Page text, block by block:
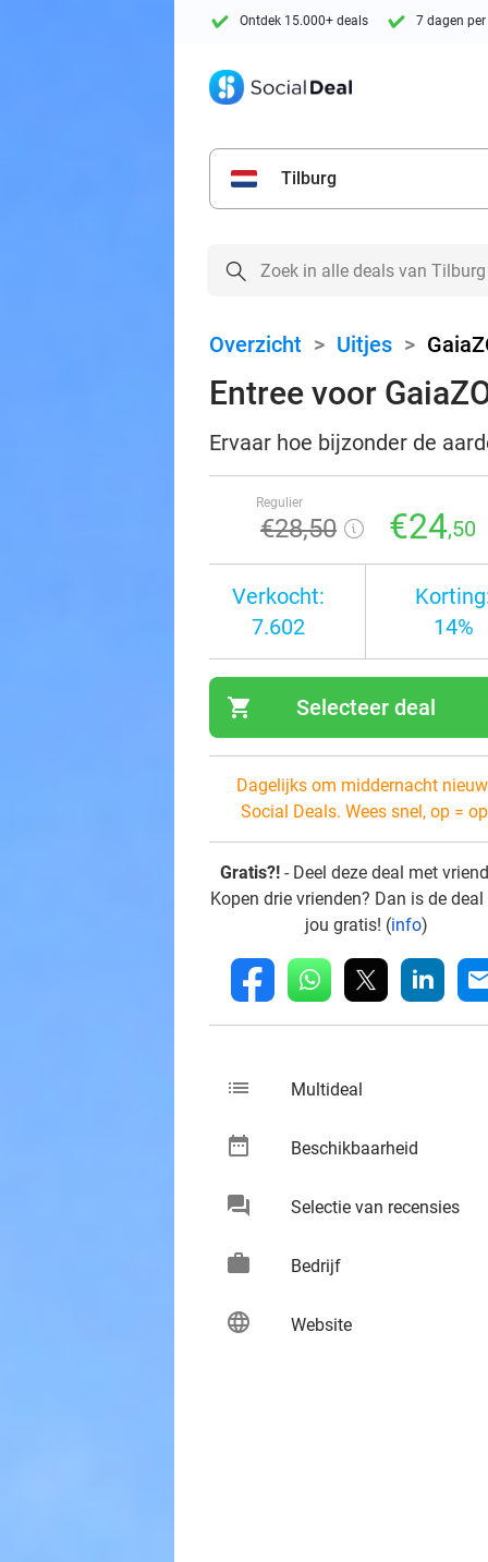
Ontdek 15.000+ deals 7 dagen
Tilburg
Overzicht > Uitjes >
Entree voor
Ervaar hoe bijzonder de
Regulier
€28,50 €24,50
Verkocht:
7.602
14%
shopping_cart Selecteer deal
Dagelijks om middernacht
Social Deals. Wees snel, op =
Gratis?! - Deel deze deal met
Kopen drie vrienden? Dan is de
jou gratis! (info)
fb whatsapp linkedin
list Multideal
date_range Beschikbaarheid
chat Selectie van recensies
work Bedrijf
language Website